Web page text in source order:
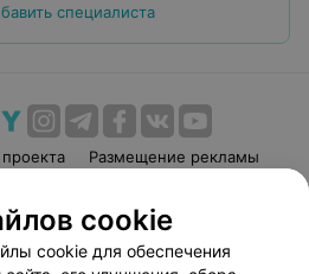
специалиста
Размещение рекламы
Способы оплаты
Партнеры
cookie
cookie для обеспечения